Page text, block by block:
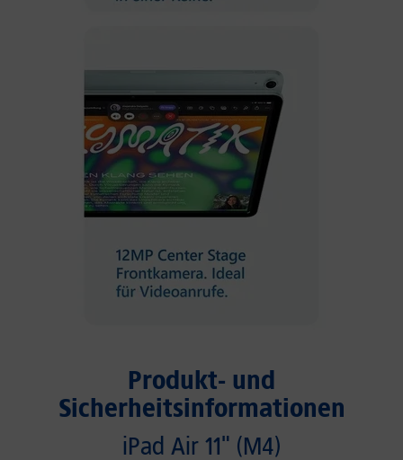
Produkt- und
Sicherheitsinformationen
iPad Air 11" (M4)